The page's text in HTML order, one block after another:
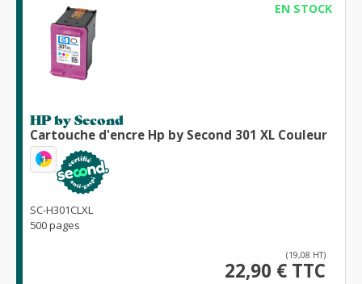
EN STOCK
HP by Second
Cartouche d'encre Hp by Second 301 XL Couleur
1
SC-H301CLXL
500 pages
(19,08 HT)
22,90 € TTC